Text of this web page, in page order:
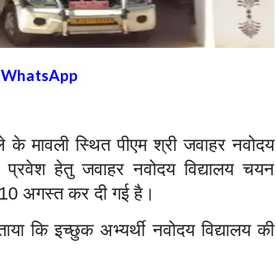
WhatsApp
के मावली स्थित पीएम श्री जवाहर नवोदय
प्रवेश हेतु जवाहर नवोदय विद्यालय चयन
10 अगस्त कर दी गई है।
कि इच्छुक अभ्यर्थी नवोदय विद्यालय की